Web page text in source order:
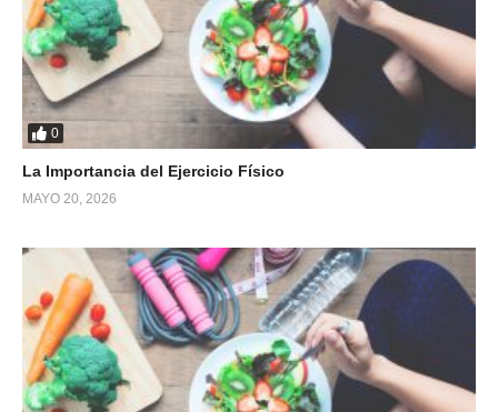
0
La Importancia del Ejercicio Físico
MAYO 20, 2026